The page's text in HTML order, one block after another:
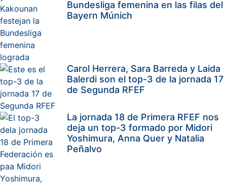
Bundesliga femenina en las filas del
Bayern Múnich
Carol Herrera, Sara Barreda y Laida
Balerdi son el top-3 de la jornada 17
de Segunda RFEF
La jornada 18 de Primera RFEF nos
deja un top-3 formado por Midori
Yoshimura, Anna Quer y Natalia
Peñalvo